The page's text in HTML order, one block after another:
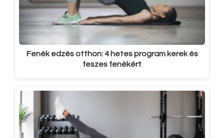
Fenék edzés otthon: 4 hetes program kerek és
feszes fenékért